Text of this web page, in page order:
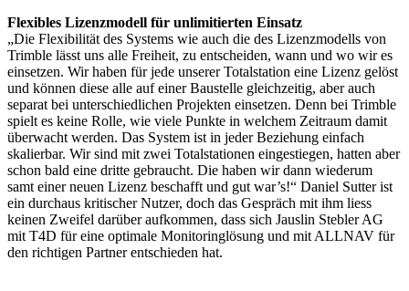
Flexibles Lizenzmodell für unlimitierten Einsatz
„Die Flexibilität des Systems wie auch die des Lizenzmodells von
Trimble lässt uns alle Freiheit, zu entscheiden, wann und wo wir es
einsetzen. Wir haben für jede unserer Totalstation eine Lizenz gelöst
und können diese alle auf einer Baustelle gleichzeitig, aber auch
separat bei unterschiedlichen Projekten einsetzen. Denn bei Trimble
spielt es keine Rolle, wie viele Punkte in welchem Zeitraum damit
überwacht werden. Das System ist in jeder Beziehung einfach
skalierbar. Wir sind mit zwei Totalstationen eingestiegen, hatten aber
schon bald eine dritte gebraucht. Die haben wir dann wiederum
samt einer neuen Lizenz beschafft und gut war’s!“ Daniel Sutter ist
ein durchaus kritischer Nutzer, doch das Gespräch mit ihm liess
keinen Zweifel darüber aufkommen, dass sich Jauslin Stebler AG
mit T4D für eine optimale Monitoringlösung und mit ALLNAV für
den richtigen Partner entschieden hat.